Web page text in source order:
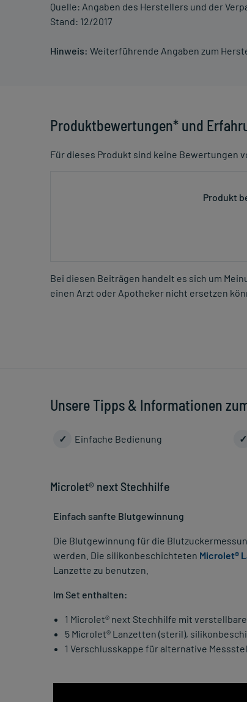
Quelle: Angaben des Herstellers und der
Stand: 12/2017
Hinweis: Weiterführende Angaben zum
Produktbewertungen* und
Für dieses Produkt sind keine Bewertungen
Produkt
Bei diesen Beiträgen handelt es sich um
einen Arzt oder Apotheker nicht ersetzen
Unsere Tipps & Informationen
✓ Einfache Bedienung ✓
Microlet® next Stechhilfe
Einfach sanfte Blutgewinnung
Die Blutgewinnung für die
werden. Die silikonbeschichteten Microlet®
Lanzette zu benutzen.
Im Set enthalten:
1 Microlet® next Stechhilfe mit
5 Microlet® Lanzetten (steril),
1 Verschlusskappe für alternative